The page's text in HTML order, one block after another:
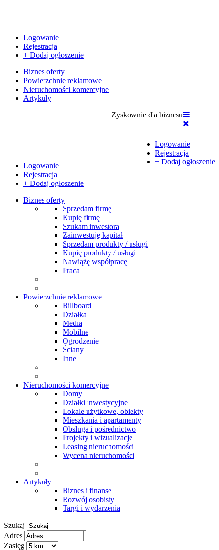
Logowanie
Rejestracja
+ Dodaj ogłoszenie
Biznes oferty
Powierzchnie reklamowe
Nieruchomości komercyjne
Artykuły
Zyskownie dla biznesu
Logowanie
Rejestracja
+ Dodaj ogłoszenie
Logowanie
Rejestracja
+ Dodaj ogłoszenie
Biznes oferty
Sprzedam firmę
Kupię firmę
Szukam inwestora
Zainwestuję kapitał
Sprzedam produkty / usługi
Kupię produkty / usługi
Nawiążę współpracę
Praca
Powierzchnie reklamowe
Billboard
Działka
Media
Mobilne
Ogrodzenie
Ściany
Inne
Nieruchomości komercyjne
Domy
Działki inwestycyjne
Lokale użytkowe, obiekty
Mieszkania i apartamenty
Obsługa i pośrednictwo
Projekty i wizualizacje
Leasing nieruchomości
Wycena nieruchomości
Artykuły
Biznes i finanse
Rozwój osobisty
Targi i wydarzenia
Szukaj
Adres
Zasięg